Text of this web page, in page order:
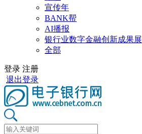
宣传年
BANK帮
AI播报
银行业数字金融创新成果展
全部
登录 注册
退出登录